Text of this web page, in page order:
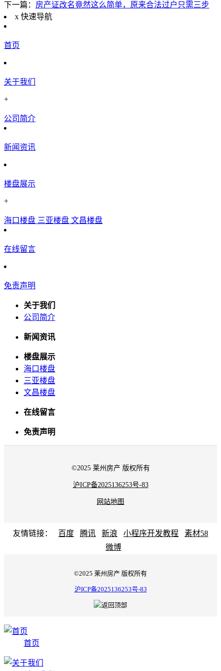
下一篇： 房产证改名竟然这么简单，原来合法过户只需三步
x 快速导航
首页
关于我们
+
公司简介
新闻资讯
楼盘展示
+
海口楼盘 三亚楼盘 文昌楼盘
在线留言
免责声明
关于我们
公司简介
新闻资讯
楼盘展示
海口楼盘
三亚楼盘
文昌楼盘
在线留言
免责声明
©2025 莱州房产 版权所有
沪ICP备2025136253号-83
网站地图
友情链接： 百度 腾讯 新浪 小程序开发教程
素材58
微博
©2025 莱州房产 版权所有
沪ICP备2025136253号-83
首页